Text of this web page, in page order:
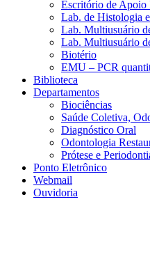
Escritório de Apoio
Lab. de Histologia
Lab. Multiusuário
Lab. Multiusuário
Biotério
EMU – PCR
Biblioteca
Departamentos
Biociências
Saúde Coletiva,
Diagnóstico Oral
Odontologia
Prótese e
Ponto Eletrônico
Webmail
Ouvidoria